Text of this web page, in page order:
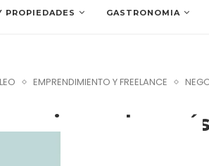
PROPIEDADES GASTRONOMIA
EMPRENDIMIENTO Y FREELANCE
empleo